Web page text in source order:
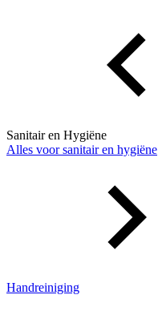
Sanitair en Hygiëne
Alles voor sanitair en hygiëne
Handreiniging